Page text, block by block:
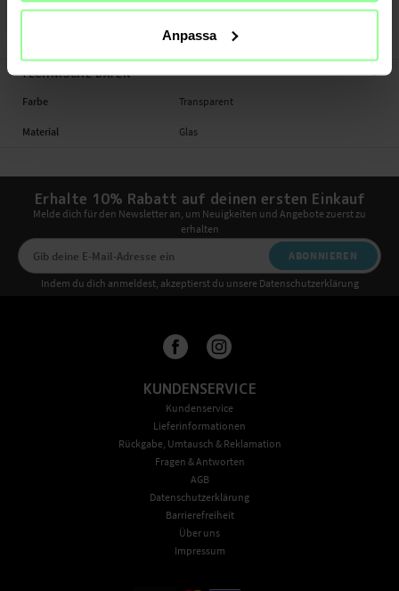
Anpassa
Produktart: Kameraschutz
TECHNISCHE DATEN -
Farbe Transparent
Material Glas
Erhalte 10% Rabatt auf deinen ersten Einkauf
Melde dich für den Newsletter an, um Neuigkeiten und Angebote zuerst zu
erhalten
ABONNIEREN
Indem du dich anmeldest, akzeptierst du unsere Datenschutzerklärung
KUNDENSERVICE
Kundenservice
Lieferinformationen
Rückgabe, Umtausch & Reklamation
Fragen & Antworten
AGB
Datenschutzerklärung
Barrierefreiheit
Über uns
Impressum